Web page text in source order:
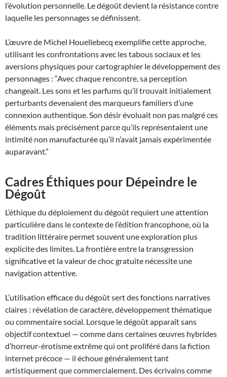
l’évolution personnelle. Le dégoût devient la résistance contre
laquelle les personnages se définissent.
L’œuvre de Michel Houellebecq exemplifie cette approche,
utilisant les confrontations avec les tabous sociaux et les
aversions physiques pour cartographier le développement des
personnages : “Avec chaque rencontre, sa perception
changeait. Les sons et les parfums qu’il trouvait initialement
perturbants devenaient des marqueurs familiers d’une
connexion authentique. Son désir évoluait non pas malgré ces
éléments mais précisément parce qu’ils représentaient une
intimité non manufacturée qu’il n’avait jamais expérimentée
auparavant.”
Cadres Éthiques pour Dépeindre le
Dégoût
L’éthique du déploiement du dégoût requiert une attention
particulière dans le contexte de l’édition francophone, où la
tradition littéraire permet souvent une exploration plus
explicite des limites. La frontière entre la transgression
significative et la valeur de choc gratuite nécessite une
navigation attentive.
L’utilisation efficace du dégoût sert des fonctions narratives
claires : révélation de caractère, développement thématique
ou commentaire social. Lorsque le dégoût apparaît sans
objectif contextuel — comme dans certaines œuvres hybrides
d’horreur-érotisme extrême qui ont proliféré dans la fiction
internet précoce — il échoue généralement tant
artistiquement que commercialement. Des écrivains comme